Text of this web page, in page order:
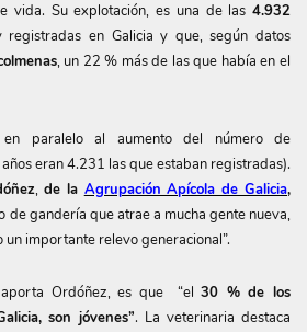
vida. Su explotación, es una de las 4.932
en Galicia y que, según datos
, un 22 % más de las que había en el
en paralelo al aumento del número de
eran 4.231 las que estaban registradas).
,de la Agrupación Apícola de Galicia,
de gandería que atrae a mucha gente nueva,
importante relevo generacional”.
aporta Ordóñez, es que “el30 % de los
son jóvenes”. La veterinaria destaca